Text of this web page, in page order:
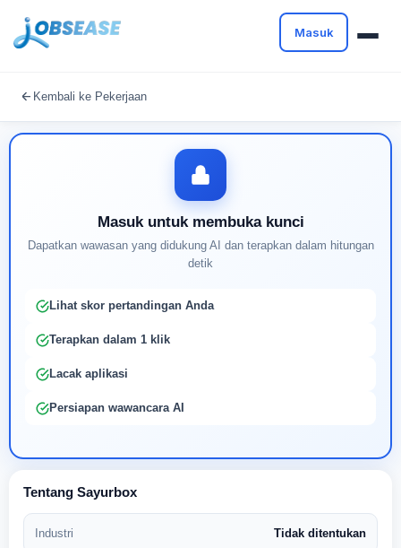
Masuk
Kembali ke Pekerjaan
Masuk untuk membuka kunci
Dapatkan wawasan yang didukung AI dan terapkan dalam hitungan
detik
Lihat skor pertandingan Anda
Terapkan dalam 1 klik
Lacak aplikasi
Persiapan wawancara AI
Tentang Sayurbox
Industri Tidak ditentukan
Buat profil Anda untuk membuka kunci pencocokan